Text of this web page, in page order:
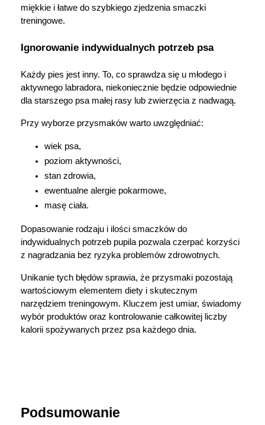
miękkie i łatwe do szybkiego zjedzenia smaczki
treningowe.
Ignorowanie indywidualnych potrzeb psa
Każdy pies jest inny. To, co sprawdza się u młodego i
aktywnego labradora, niekoniecznie będzie odpowiednie
dla starszego psa małej rasy lub zwierzęcia z nadwagą.
Przy wyborze przysmaków warto uwzględniać:
wiek psa,
poziom aktywności,
stan zdrowia,
ewentualne alergie pokarmowe,
masę ciała.
Dopasowanie rodzaju i ilości smaczków do
indywidualnych potrzeb pupila pozwala czerpać korzyści
z nagradzania bez ryzyka problemów zdrowotnych.
Unikanie tych błędów sprawia, że przysmaki pozostają
wartościowym elementem diety i skutecznym
narzędziem treningowym. Kluczem jest umiar, świadomy
wybór produktów oraz kontrolowanie całkowitej liczby
kalorii spożywanych przez psa każdego dnia.
Podsumowanie